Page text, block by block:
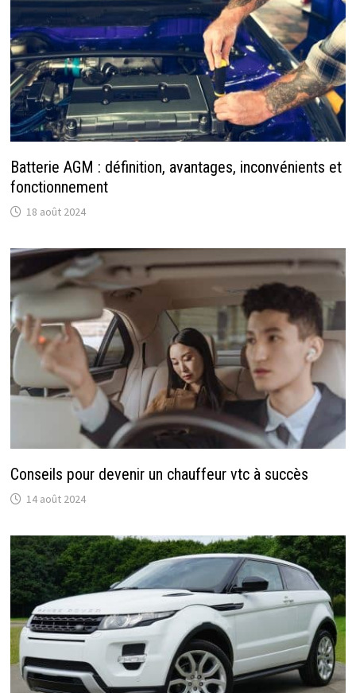
Batterie AGM : définition, avantages, inconvénients et
fonctionnement
18 août 2024
Conseils pour devenir un chauffeur vtc à succès
14 août 2024